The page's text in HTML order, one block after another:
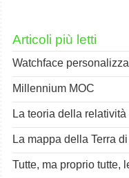
Articoli più letti
Watchface
Millennium MOC
La teoria della
La mappa della Terra
Tutte, ma proprio tutte,